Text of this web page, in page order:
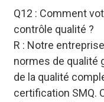
Q12 : Comment
contrôle qualité ?
R : Notre
normes de qualité
de la qualité
certification SMQ.